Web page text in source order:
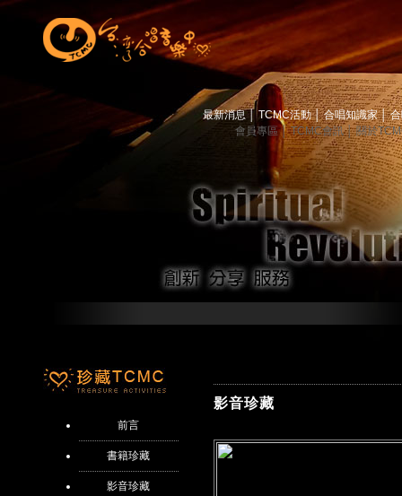
最新消息 TCMC活動│ 合唱知識家│
會員專區│ TCMC會訊│ 關於
前言
書籍珍藏
影音珍藏
影音珍藏